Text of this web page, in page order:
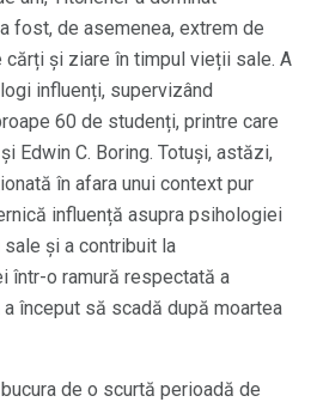
fost, de asemenea, extrem de
și ziare în timpul vieții sale. A
influenți, supervizând
60 de studenți, printre care
Edwin C. Boring. Totuși, astăzi,
în afara unui context pur
influență asupra psihologiei
și a contribuit la
într-o ramură respectată a
început să scadă după moartea
de o scurtă perioadă de